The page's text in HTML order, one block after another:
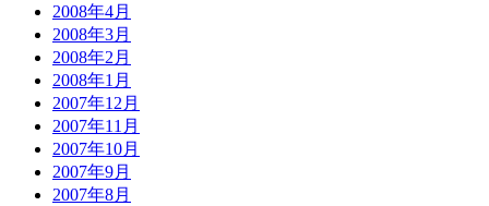
2008年4月
2008年3月
2008年2月
2008年1月
2007年12月
2007年11月
2007年10月
2007年9月
2007年8月